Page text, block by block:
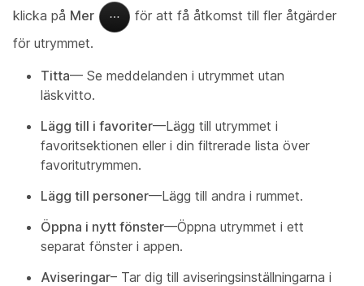
klicka på Mer
för att få åtkomst till fler åtgärder
för utrymmet.
Titta— Se meddelanden i utrymmet utan
läskvitto.
Lägg till i favoriter—Lägg till utrymmet i
favoritsektionen eller i din filtrerade lista över
favoritutrymmen.
Lägg till personer—Lägg till andra i rummet.
Öppna i nytt fönster—Öppna utrymmet i ett
separat fönster i appen.
Aviseringar– Tar dig till aviseringsinställningarna i